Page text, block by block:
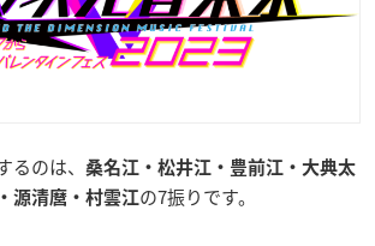
のは、
桑名江・松井江・豊前江・大典太
源清麿・村雲江の7振りです。